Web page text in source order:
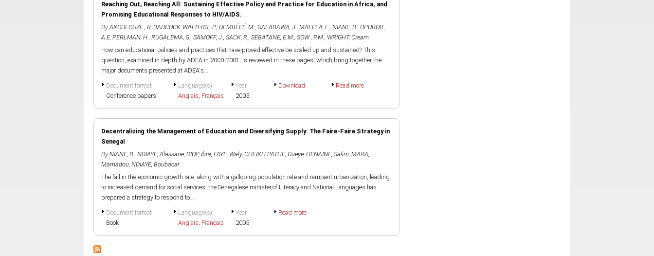
Reaching Out, Reaching All: Sustaining Effective Policy and Practice for Education in Africa, and
Promising Educational Responses to HIV/AIDS.
By AKOULOUZE , R, BADCOCK-WALTERS , P., DEMBÉLÉ, M., GALABAWA, J., MAFELA, L., NIANE, B., OPUBOR ,
A.E, PERLMAN, H., RUGALEMA, G., SAMOFF, J., SACK, R., SEBATANE, E.M., SOW , P.M., WRIGHT, Cream
How can educational policies and practices that have proved effective be scaled up and sustained? This
question, examined in depth by ADEA in 2000-2001, is reviewed in these pages, which bring together the
major documents presented at ADEA's...
Document format
Conference papers
Language(s)
Anglais, Français
Year
2005
Download Read more
Decentralizing the Management of Education and Diversifying Supply: The Faire-Faire Strategy in
Senegal
By NIANE, B., NDIAYE, Alassane, DIOP, Ibra, FAYE, Waly, CHEIKH PATHE, Gueye, HENAINE, Salim, MARA,
Mamadou, NDIAYE, Boubacar
The fall in the economic growth rate, along with a galloping population rate and rampant urbanization, leading
to increased demand for social services, the Senegalese minister,of Literacy and National Languages has
prepared a strategy to respond to...
Document format
Book
Language(s)
Anglais, Français
Year
2005
Read more